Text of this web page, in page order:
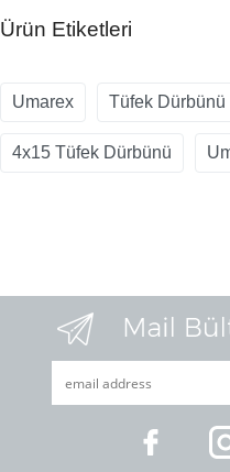
Ürün Etiketleri
Umarex Tüfek Dürbünü
4x15 Tüfek Dürbünü